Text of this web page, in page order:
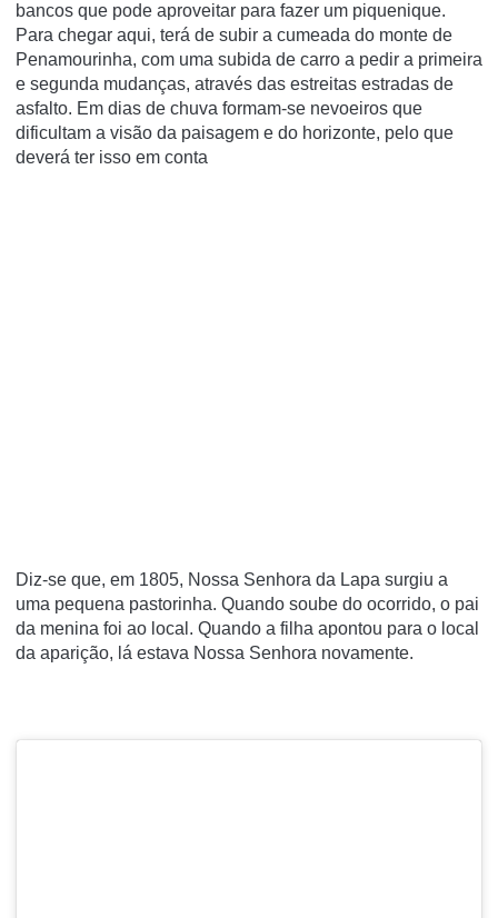
bancos que pode aproveitar para fazer um piquenique.
Para chegar aqui, terá de subir a cumeada do monte de
Penamourinha, com uma subida de carro a pedir a primeira
e segunda mudanças, através das estreitas estradas de
asfalto. Em dias de chuva formam-se nevoeiros que
dificultam a visão da paisagem e do horizonte, pelo que
deverá ter isso em conta
Diz-se que, em 1805, Nossa Senhora da Lapa surgiu a
uma pequena pastorinha. Quando soube do ocorrido, o pai
da menina foi ao local. Quando a filha apontou para o local
da aparição, lá estava Nossa Senhora novamente.